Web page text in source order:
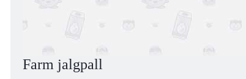
Farm jalgpall